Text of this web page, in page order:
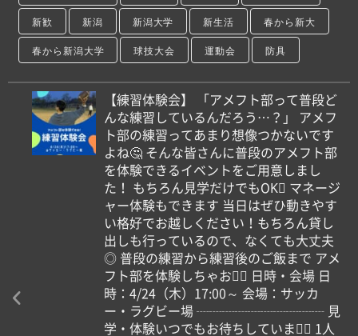
新歓 新潟 新潟大学 新生活 春から新大
春から新潟大学 球技大会 運動会 防具
【練習体験会】 「アメフト部って普段ど
んな練習しているんだろう…？」 アメフ
ト部の練習ってあまり想像つかないです
よね🤔 そんな皆さんに普段のアメフト部
を体験できるイベントをご用意しまし
た！ もちろん見学だけでもOK🏼 マネージ
ャー体験もできます 当日はぜひ動きやす
い格好でお越しください！もちろん貸し
出しも行っているので、なくても大丈夫
◎ 普段の練習から練習後のご飯まで アメ
フト部を体験しちゃおう🏼 日時・会場 日
時：4/24（木）17:00～ 会場：サッカ
ー・ラグビー場 ┈┈┈┈┈┈┈┈┈┈ 見
学・体験いつでもお待ちしています🏻 1人